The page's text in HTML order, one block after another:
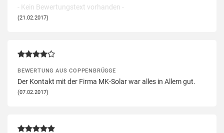
- Kein Bewertungstext vorhanden -
(21.02.2017)
BEWERTUNG AUS COPPENBRÜGGE
Der Kontakt mit der Firma MK-Solar war alles in Allem gut.
(07.02.2017)